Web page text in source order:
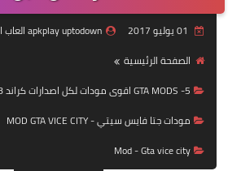
بلايستيشن PS2
apkplay uptodown العاب اندرويد أبك بلاي
الصفحة الرئيسية
5- GTA MODS اقوى مودات لكل اصدارات كراند 2018
مودات جتا فايس سيتي - MOD GTA VICE CITY
Mod - Gta vice city